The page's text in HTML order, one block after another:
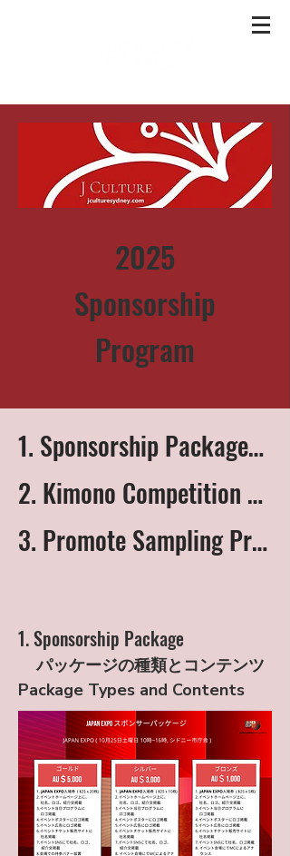
2025
Sponsorship
Program
1. Sponsorship Package：協賛金パッケージ
2. Kimono Competition Sponsor：着物コンテスト賞品提供
3. Promote Sampling Products：物品協賛
1. Sponsorship Package
パッケージの種類とコンテンツ
Package Types and Contents